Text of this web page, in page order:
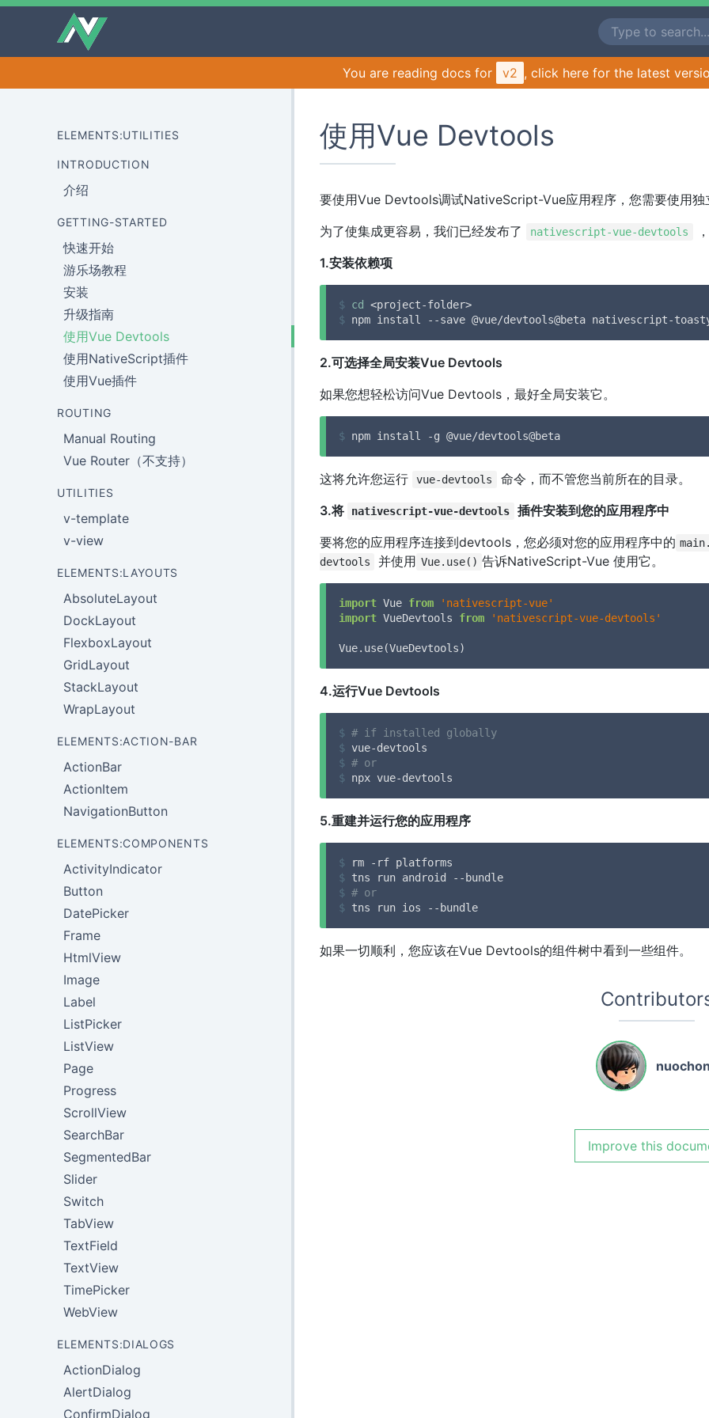
You are reading docs for v2 , click here for the latest
ELEMENTS:UTILITIES
INTRODUCTION
介绍
GETTING-STARTED
快速开始
游乐场教程
安装
升级指南
使用Vue Devtools
使用NativeScript插件
使用Vue插件
ROUTING
Manual Routing
Vue Router（不支持）
UTILITIES
v-template
v-view
ELEMENTS:LAYOUTS
AbsoluteLayout
DockLayout
FlexboxLayout
GridLayout
StackLayout
WrapLayout
ELEMENTS:ACTION-BAR
ActionBar
ActionItem
NavigationButton
ELEMENTS:COMPONENTS
ActivityIndicator
Button
DatePicker
Frame
HtmlView
Image
Label
ListPicker
ListView
Page
Progress
ScrollView
SearchBar
SegmentedBar
Slider
Switch
TabView
TextField
TextView
TimePicker
WebView
ELEMENTS:DIALOGS
ActionDialog
AlertDialog
ConfirmDialog
使用Vue Devtools
要使用Vue Devtools调试NativeScript-Vue应用程序，您需要使用
为了使集成更容易，我们已经发布了
nativescript-vue-devtools
1.安装依赖项
$ cd
<project-folder>
$ npm install --save @vue/devtools@beta nativescript-
2.可选择全局安装Vue Devtools
如果您想轻松访问Vue Devtools，最好全局安装它。
$ npm install -g @vue/devtools@beta
这将允许您运行 vue-devtools
命令，而不管您当前所在的目录。
3.将
nativescript-vue-devtools
插件安装到您的应用程序中
要将您的应用程序连接到devtools，您必须对您的应用程序中的
devtools
并使用 Vue.use() 告诉NativeScript-Vue 使用它。
import Vue from
'nativescript-vue'
import VueDevtools from 'nativescript-vue-devtools'
Vue.use(VueDevtools)
4.运行Vue Devtools
$ # if installed globally
$ vue-devtools
$ # or
$ npx vue-devtools
5.重建并运行您的应用程序
$ rm -rf platforms
$ tns run android --bundle
$ # or
$ tns run ios --bundle
如果一切顺利，您应该在Vue Devtools的组件树中看到一些组件。
Improve this